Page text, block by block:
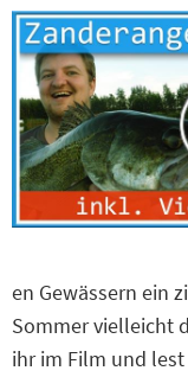
en Gewässern ein
Sommer vielleicht
ihr im Film und